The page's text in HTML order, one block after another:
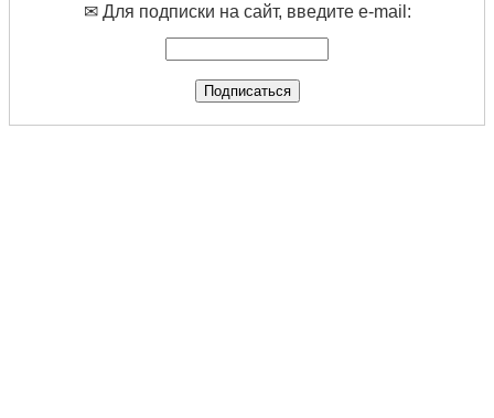
✉ Для подписки на сайт, введите e-mail: